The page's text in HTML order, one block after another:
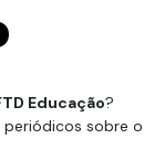
Educação?
periódicos sobre o